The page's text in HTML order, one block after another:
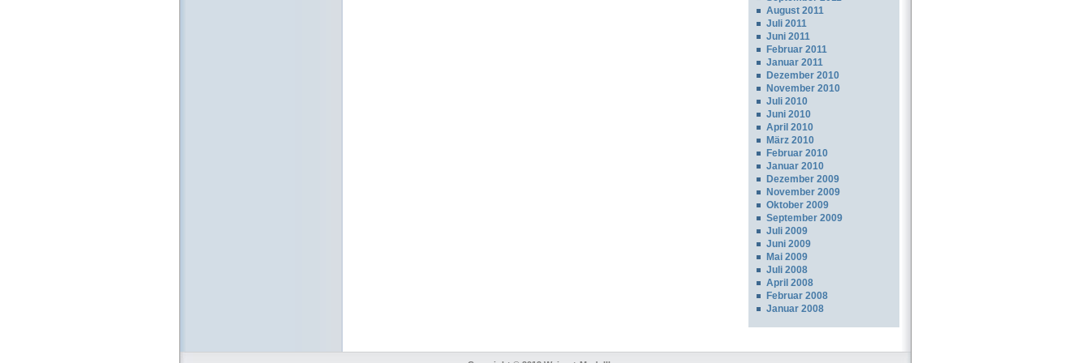
August 2011
Juli 2011
Juni 2011
Februar 2011
Januar 2011
Dezember 2010
November 2010
Juli 2010
Juni 2010
April 2010
März 2010
Februar 2010
Januar 2010
Dezember 2009
November 2009
Oktober 2009
September 2009
Juli 2009
Juni 2009
Mai 2009
Juli 2008
April 2008
Februar 2008
Januar 2008